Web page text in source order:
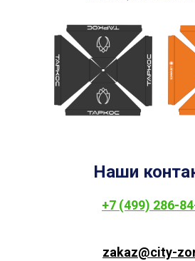
Наши
zakaz@city-
+7 (499) 286-